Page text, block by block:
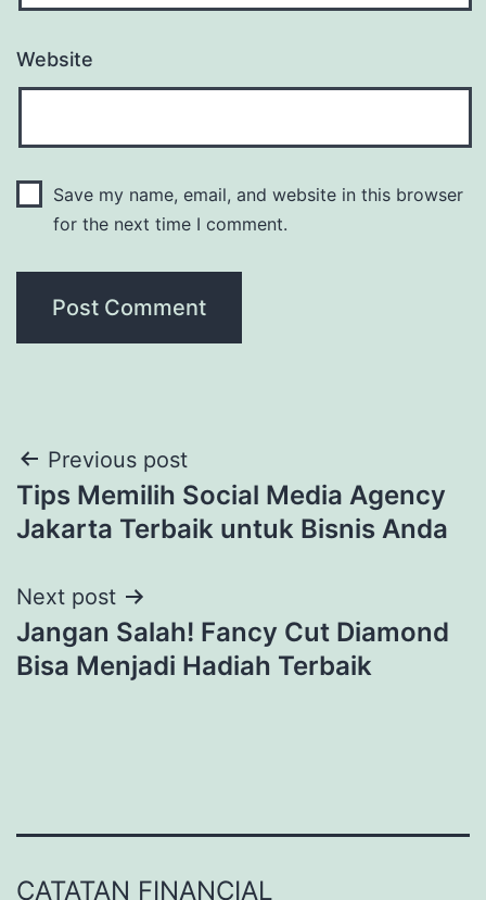
Website
Save my name, email, and website in this browser
for the next time I comment.
Post
navigation
Previous post
Tips Memilih Social Media Agency
Jakarta Terbaik untuk Bisnis Anda
Next post
Jangan Salah! Fancy Cut Diamond
Bisa Menjadi Hadiah Terbaik
CATATAN FINANCIAL